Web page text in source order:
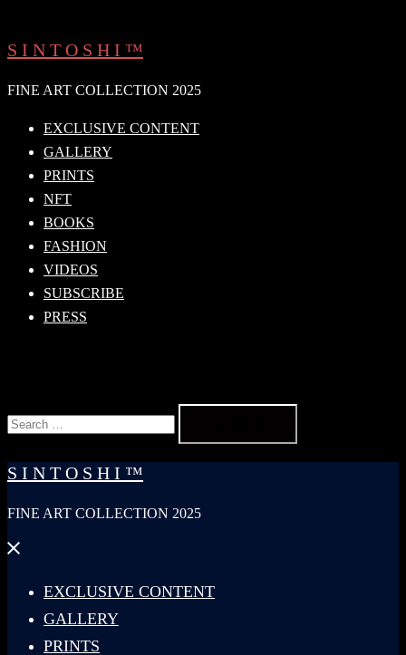
to
S I N T O S H I ™
FINE ART COLLECTION 2025
EXCLUSIVE CONTENT
GALLERY
PRINTS
NFT
BOOKS
FASHION
VIDEOS
SUBSCRIBE
PRESS
Search
for:
S I N T O S H I ™
FINE ART COLLECTION 2025
Close
EXCLUSIVE CONTENT
GALLERY
PRINTS